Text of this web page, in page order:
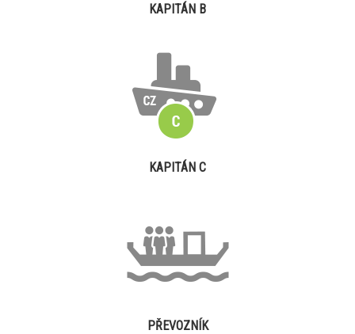
KAPITÁN B
KAPITÁN C
PŘEVOZNÍK